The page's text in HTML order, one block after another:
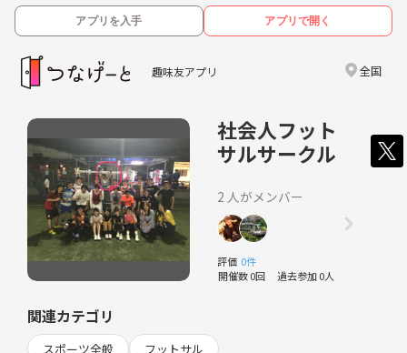
アプリを入手 アプリで開く
趣味友アプリ 全国
社会人フット
サルサークル
2 人がメンバー
評価 0件
開催数 0回 過去参加 0人
関連カテゴリ
スポーツ全般 フットサル